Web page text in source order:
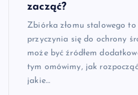
zacząć?
Zbiórka złomu stalowego
przyczynia się do ochrony
może być źródłem
tym omówimy, jak
jakie…